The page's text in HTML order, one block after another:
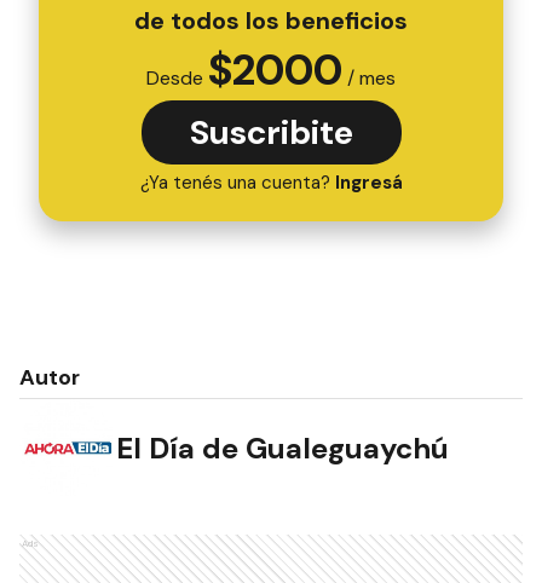
de todos los beneficios
Desde $2000 / mes
Suscribite
¿Ya tenés una cuenta? Ingresá
Autor
El Día de Gualeguaychú
Ads